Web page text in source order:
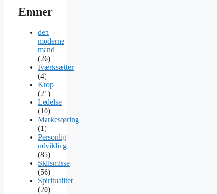
Emner
den
moderne
mand
(26)
Iværksætter
(4)
Krop
(21)
Ledelse
(10)
Markesføring
(1)
Personlig
udvikling
(85)
Skilsmisse
(56)
Spiritualitet
(20)